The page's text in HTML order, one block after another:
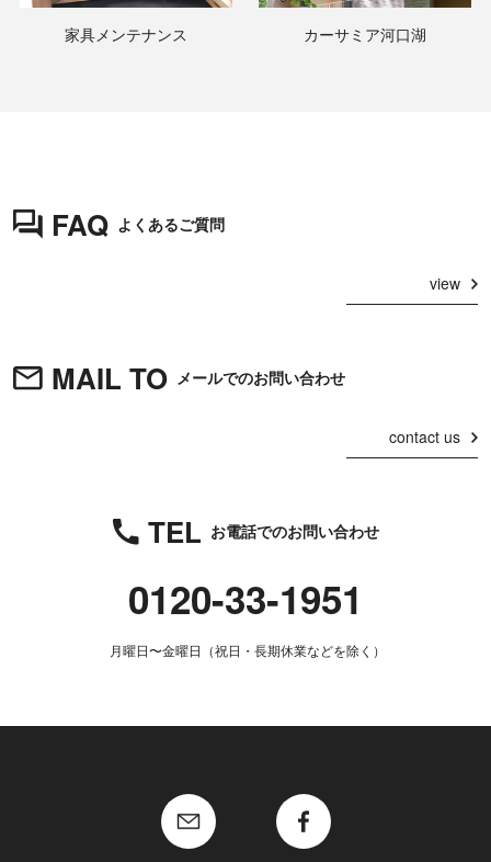
家具メンテナンス カーサミア河口湖
FAQ よくあるご質問
view
MAIL TO メールでのお問い合わせ
contact us
TEL お電話でのお問い合わせ
0120-33-1951
月曜日〜金曜日（祝日・長期休業などを除く）